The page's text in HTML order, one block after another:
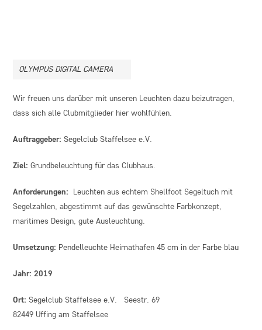
OLYMPUS DIGITAL CAMERA
Wir freuen uns darüber mit unseren Leuchten dazu beizutragen,
dass sich alle Clubmitglieder hier wohlfühlen.
Auftraggeber:Segelclub Staffelsee e.V.
Ziel: Grundbeleuchtung für das Clubhaus.
Anforderungen:
Leuchten aus echtem Shellfoot Segeltuch mit
Segelzahlen, abgestimmt auf das gewünschte Farbkonzept,
maritimes Design, gute Ausleuchtung.
Umsetzung: Pendelleuchte Heimathafen 45 cm in der Farbe blau
Jahr:2019
Ort:Segelclub Staffelsee e.V. Seestr. 69
82449 Uffing am Staffelsee